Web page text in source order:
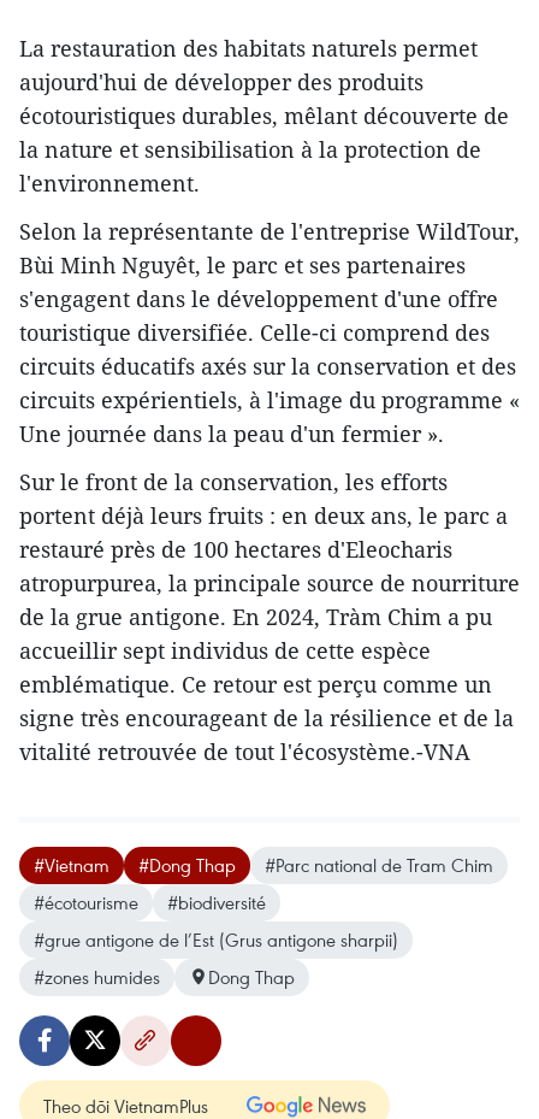
La restauration des habitats naturels permet
aujourd'hui de développer des produits
écotouristiques durables, mêlant découverte de
la nature et sensibilisation à la protection de
l'environnement.
Selon la représentante de l'entreprise WildTour,
Bùi Minh Nguyêt, le parc et ses partenaires
s'engagent dans le développement d'une offre
touristique diversifiée. Celle-ci comprend des
circuits éducatifs axés sur la conservation et des
circuits expérientiels, à l'image du programme «
Une journée dans la peau d'un fermier ».
Sur le front de la conservation, les efforts
portent déjà leurs fruits : en deux ans, le parc a
restauré près de 100 hectares d'Eleocharis
atropurpurea, la principale source de nourriture
de la grue antigone. En 2024, Tràm Chim a pu
accueillir sept individus de cette espèce
emblématique. Ce retour est perçu comme un
signe très encourageant de la résilience et de la
vitalité retrouvée de tout l'écosystème.-VNA
#Vietnam #Dong Thap
#Parc national de Tram Chim
#écotourisme
#biodiversité
#grue antigone de l’Est (Grus antigone sharpii)
#zones humides
Dong Thap
Theo dõi VietnamPlus